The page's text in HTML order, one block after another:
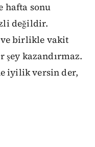
hafta sonu
değildir.
ve birlikle vakit
kazandırmaz.
iyilik versin der,